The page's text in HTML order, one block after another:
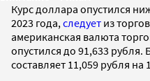
Курс доллара опустился
2023 года, следует из
американская валюта
опустился до 91,633
составляет 11,059 рубля на